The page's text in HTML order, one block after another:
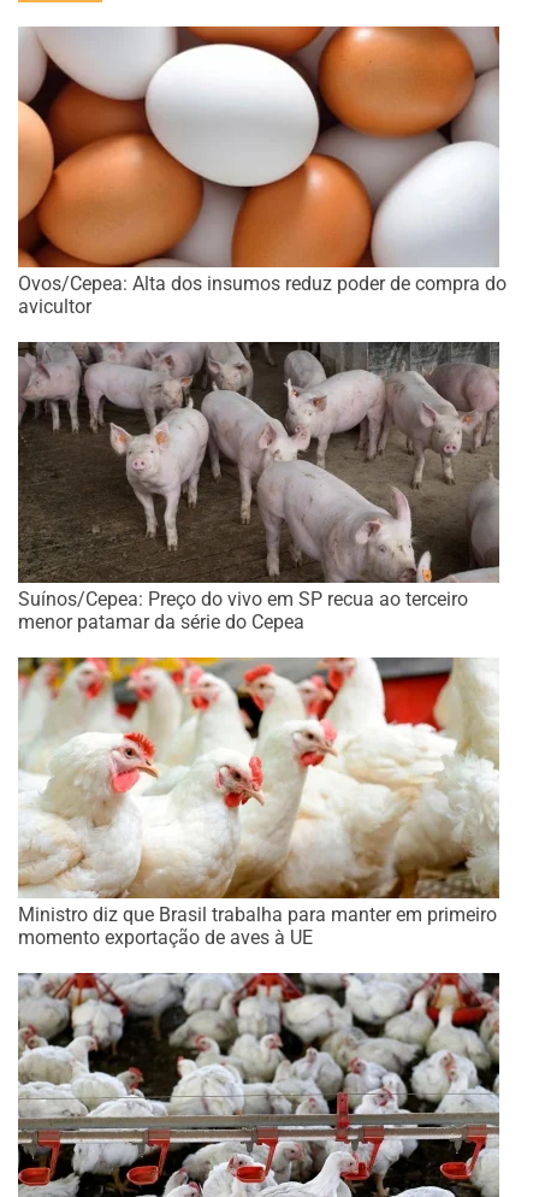
Ovos/Cepea: Alta dos insumos reduz poder de compra do
avicultor
Suínos/Cepea: Preço do vivo em SP recua ao terceiro
menor patamar da série do Cepea
Ministro diz que Brasil trabalha para manter em primeiro
momento exportação de aves à UE